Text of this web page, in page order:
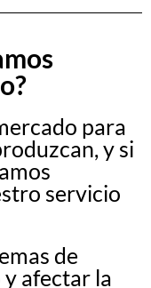
para
y si
servicio
de
afectar la